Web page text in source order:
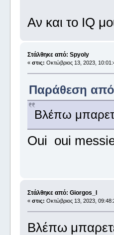
Αν και το IQ
Στάλθηκε από: Spyoly
« στις: Οκτώβριος 13, 2023,
Παράθεση
Βλέπω
Oui oui
Στάλθηκε από: Giorgos_I
« στις: Οκτώβριος 13, 2023,
Βλέπω